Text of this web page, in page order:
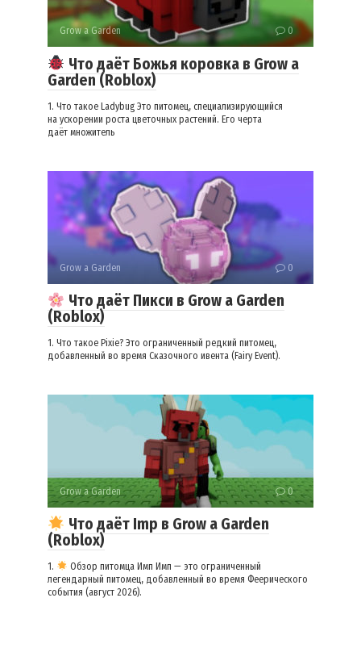
Grow a Garden 0
Что даёт Божья коровка в Grow a
Garden (Roblox)
1. Что такое Ladybug Это питомец, специализирующийся
на ускорении роста цветочных растений. Его черта
даёт множитель
Grow a Garden 0
Что даёт Пикси в Grow a Garden
(Roblox)
1. Что такое Pixie? Это ограниченный редкий питомец,
добавленный во время Сказочного ивента (Fairy Event).
Grow a Garden 0
Что даёт Imp в Grow a Garden
(Roblox)
1.
Обзор питомца Имп Имп — это ограниченный
легендарный питомец, добавленный во время Феерического
события (август 2026).